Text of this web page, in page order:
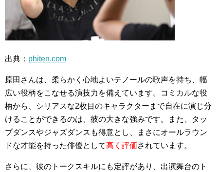
出典： phiten.com
原田さんは、柔らかく心地よいテノールの歌声を持ち、幅
広い役柄をこなせる演技力を備えています。コミカルな役
柄から、シリアスな2枚目のキャラクターまで自在に演じ分
けることができるのは、彼の大きな強みです。また、タッ
プダンスやジャズダンスも得意とし、まさにオールラウン
ドな才能を持った俳優として高く評価されています。
さらに、彼のトークスキルにも定評があり、出演舞台のト